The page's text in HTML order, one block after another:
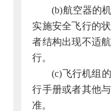
(b)航空器的
实施安全飞行的
者结构出现不适
行。
(c)飞行机组
行手册或者其他
准。